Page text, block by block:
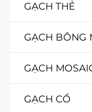
GẠCH THẺ
GẠCH BÔNG
GẠCH
GẠCH CỔ